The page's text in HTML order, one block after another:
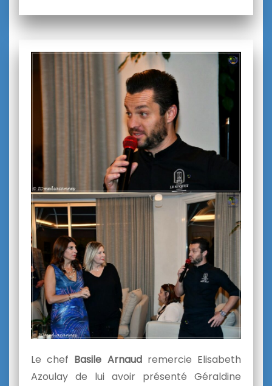
Le chef Basile Arnaudremercie Elisabeth
Azoulay de lui avoir présenté Géraldine